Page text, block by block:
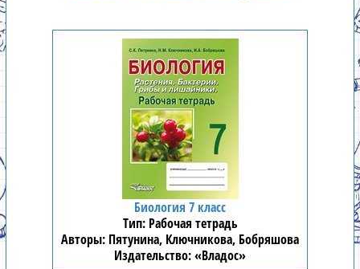
Биология 7 класс
Рабочая тетрадь
Пятунина, Ключникова, Бобряшова
«Владос»